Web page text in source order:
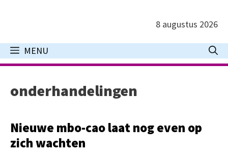
inhoud
8 augustus 2026
MENU
onderhandelingen
Nieuwe mbo-cao laat nog even op
zich wachten